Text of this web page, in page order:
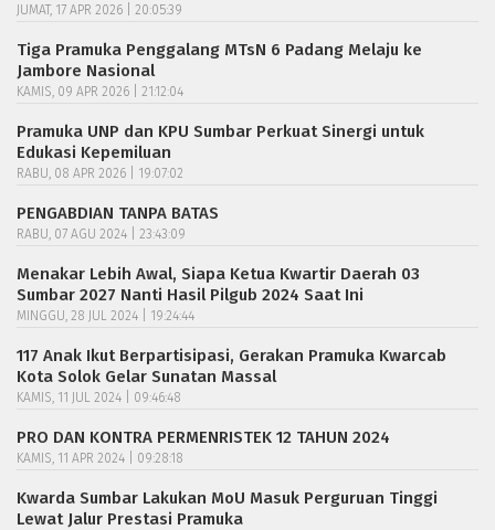
JUMAT, 17 APR 2026 | 20:05:39
Tiga Pramuka Penggalang MTsN 6 Padang Melaju ke
Jambore Nasional
KAMIS, 09 APR 2026 | 21:12:04
Pramuka UNP dan KPU Sumbar Perkuat Sinergi untuk
Edukasi Kepemiluan
RABU, 08 APR 2026 | 19:07:02
PENGABDIAN TANPA BATAS
RABU, 07 AGU 2024 | 23:43:09
Menakar Lebih Awal, Siapa Ketua Kwartir Daerah 03
Sumbar 2027 Nanti Hasil Pilgub 2024 Saat Ini
MINGGU, 28 JUL 2024 | 19:24:44
117 Anak Ikut Berpartisipasi, Gerakan Pramuka Kwarcab
Kota Solok Gelar Sunatan Massal
KAMIS, 11 JUL 2024 | 09:46:48
PRO DAN KONTRA PERMENRISTEK 12 TAHUN 2024
KAMIS, 11 APR 2024 | 09:28:18
Kwarda Sumbar Lakukan MoU Masuk Perguruan Tinggi
Lewat Jalur Prestasi Pramuka